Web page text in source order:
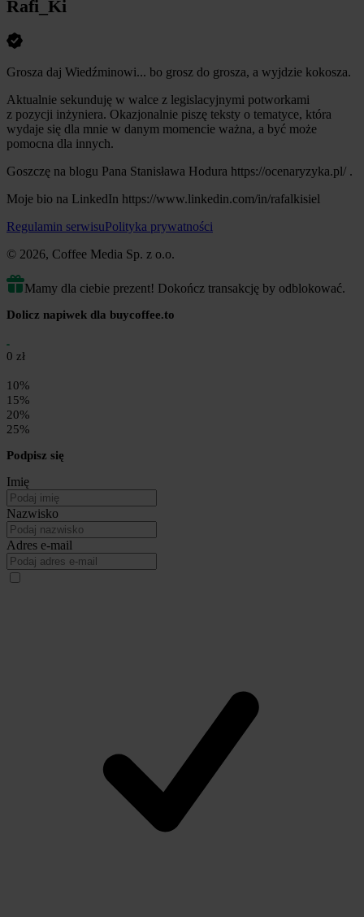
Rafi_Ki
Grosza daj Wiedźminowi... bo grosz do grosza, a wyjdzie kokosza.
Aktualnie sekunduję w walce z legislacyjnymi potworkami
z pozycji inżyniera. Okazjonalnie piszę teksty o tematyce, która
wydaje się dla mnie w danym momencie ważna, a być może
pomocna dla innych.
Goszczę na blogu Pana Stanisława Hodura https://ocenaryzyka.pl/ .
Moje bio na LinkedIn https://www.linkedin.com/in/rafalkisiel
Regulamin serwisuPolityka prywatności
© 2026, Coffee Media Sp. z o.o.
Mamy dla ciebie prezent! Dokończ transakcję by odblokować.
Dolicz napiwek dla buycoffee.to
0 zł
10%
15%
20%
25%
Podpisz się
Imię
Nazwisko
Adres e-mail